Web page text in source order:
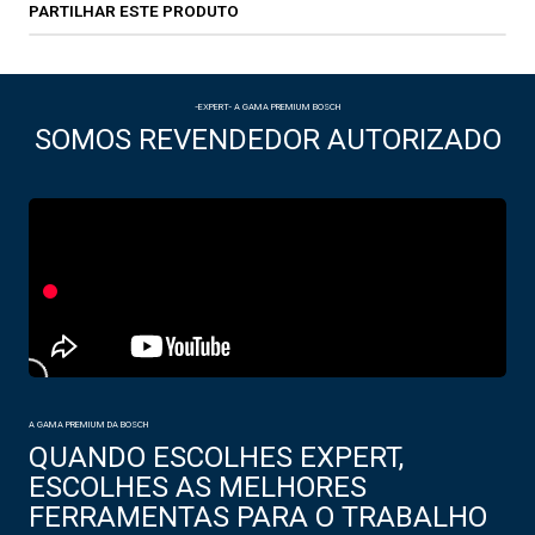
PARTILHAR ESTE PRODUTO
-EXPERT- A GAMA PREMIUM BOSCH
SOMOS REVENDEDOR AUTORIZADO
A GAMA PREMIUM DA BOSCH
QUANDO ESCOLHES EXPERT,
ESCOLHES AS MELHORES
FERRAMENTAS PARA O TRABALHO